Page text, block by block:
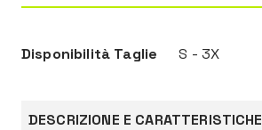
Disponibilità Taglie S - 3X
DESCRIZIONE E CARATTERISTICHE